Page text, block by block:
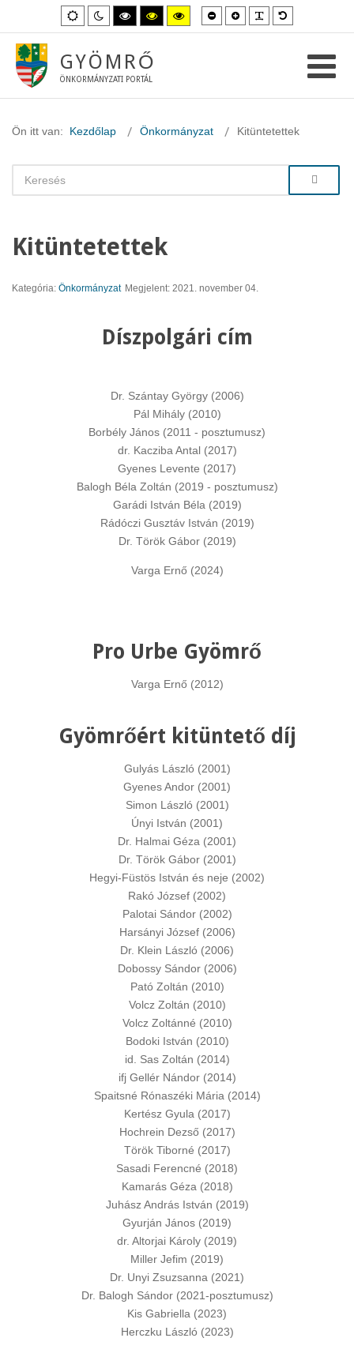
Alapértelmezett
mód
Éjszakai
mód
Magas
kontraszt
fekete-
mód.
Magas
kontraszt
fekete-
Magas
kontraszt
sárga-
Kisebb
betűméret
Nagyobb
betűméret
GYÖMRŐ
ÖNKORMÁNYZATI PORTÁL
Ön itt van: Kezdőlap Önkormányzat Kitüntetettek
Kitüntetettek
Kategória: Önkormányzat Megjelent: 2021. november 04.
Díszpolgári cím
Dr. Szántay György (2006)
Pál Mihály (2010)
Borbély János (2011 - posztumusz)
dr. Kacziba Antal (2017)
Gyenes Levente (2017)
Balogh Béla Zoltán (2019 - posztumusz)
Garádi István Béla (2019)
Rádóczi Gusztáv István (2019)
Dr. Török Gábor (2019)
Varga Ernő (2024)
Pro Urbe Gyömrő
Varga Ernő (2012)
Gyömrőért kitüntető díj
Gulyás László (2001)
Gyenes Andor (2001)
Simon László (2001)
Únyi István (2001)
Dr. Halmai Géza (2001)
Dr. Török Gábor (2001)
Hegyi-Füstös István és neje (2002)
Rakó József (2002)
Palotai Sándor (2002)
Harsányi József (2006)
Dr. Klein László (2006)
Dobossy Sándor (2006)
Pató Zoltán (2010)
Volcz Zoltán (2010)
Volcz Zoltánné (2010)
Bodoki István (2010)
id. Sas Zoltán (2014)
ifj Gellér Nándor (2014)
Spaitsné Rónaszéki Mária (2014)
Kertész Gyula (2017)
Hochrein Dezső (2017)
Török Tiborné (2017)
Sasadi Ferencné (2018)
Kamarás Géza (2018)
Juhász András István (2019)
Gyurján János (2019)
dr. Altorjai Károly (2019)
Miller Jefim (2019)
Dr. Unyi Zsuzsanna (2021)
Dr. Balogh Sándor (2021-posztumusz)
Kis Gabriella (2023)
Herczku László (2023)